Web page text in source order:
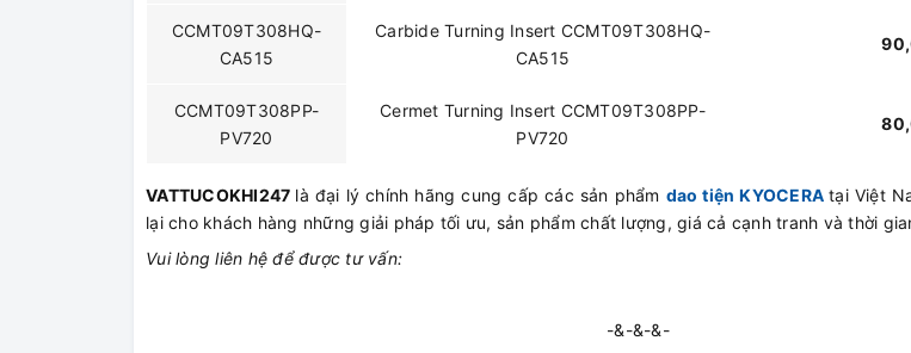
CCMT09T308HQ-
CA515
Carbide Turning Insert CCMT09T308HQ-
CA515
CCMT09T308PP-
PV720
Cermet Turning Insert CCMT09T308PP-
PV720
VATTUCOKHI247 là đại lý chính hãng cung cấp các sản phẩm dao tiện KYOCERA tại Việt
lại cho khách hàng những giải pháp tối ưu, sản phẩm chất lượng, giá cả cạnh tranh và thời
Vui lòng liên hệ để được tư vấn:
-&-&-&-